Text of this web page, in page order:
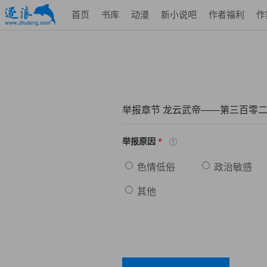
首页 书库 动漫 新小说吧 作者福利 作
举报章节 龙云武帝——第三百零
举报原因 *
色情低俗 政治敏感
其他